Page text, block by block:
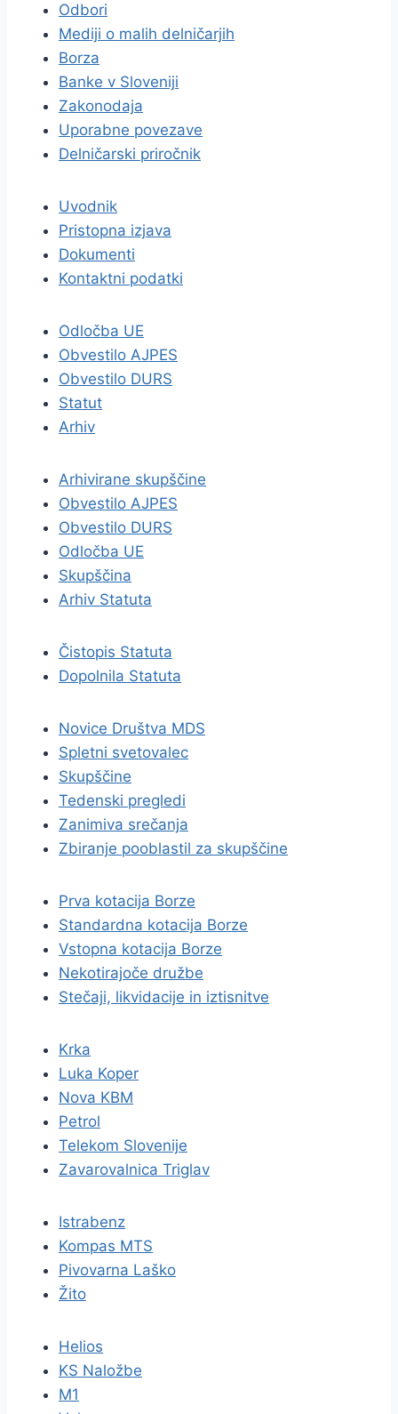
Odbori
Mediji o malih delničarjih
Borza
Banke v Sloveniji
Zakonodaja
Uporabne povezave
Delničarski priročnik
Uvodnik
Pristopna izjava
Dokumenti
Kontaktni podatki
Odločba UE
Obvestilo AJPES
Obvestilo DURS
Statut
Arhiv
Arhivirane skupščine
Obvestilo AJPES
Obvestilo DURS
Odločba UE
Skupščina
Arhiv Statuta
Čistopis Statuta
Dopolnila Statuta
Novice Društva MDS
Spletni svetovalec
Skupščine
Tedenski pregledi
Zanimiva srečanja
Zbiranje pooblastil za skupščine
Prva kotacija Borze
Standardna kotacija Borze
Vstopna kotacija Borze
Nekotirajoče družbe
Stečaji, likvidacije in iztisnitve
Krka
Luka Koper
Nova KBM
Petrol
Telekom Slovenije
Zavarovalnica Triglav
Istrabenz
Kompas MTS
Pivovarna Laško
Žito
Helios
KS Naložbe
M1